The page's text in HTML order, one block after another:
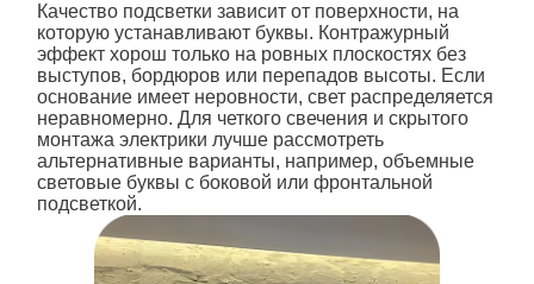
Качество подсветки зависит от поверхности, на
которую устанавливают буквы. Контражурный
эффект хорош только на ровных плоскостях без
выступов, бордюров или перепадов высоты. Если
основание имеет неровности, свет распределяется
неравномерно. Для четкого свечения и скрытого
монтажа электрики лучше рассмотреть
альтернативные варианты, например, объемные
световые буквы с боковой или фронтальной
подсветкой.